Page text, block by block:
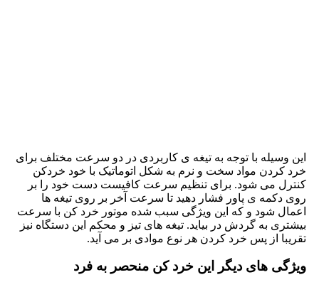
این وسیله با توجه به تیغه ‌ی کاربردی در دو سرعت مختلف برای
خرد کردن مواد سخت و نرم به شکل اتوماتیک با خود خردکن
کنترل می شود. برای تنظیم سرعت کافیست دست خود را بر
روی دکمه ی پاور فشار دهید تا سرعت آخر بر روی تیغه ها
اعمال شود و که این ویژگی سبب شده موتور خرد کن با سرعت
بیشتری به گردش در بیاید. تیغه های تیز و محکم این دستگاه نیز
تقریبا از پس خرد کردن هر نوع موادی بر می آید.
ویژگی های دیگر این خرد کن منحصر به فرد